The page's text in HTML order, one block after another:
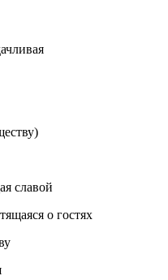
славой
о гостях